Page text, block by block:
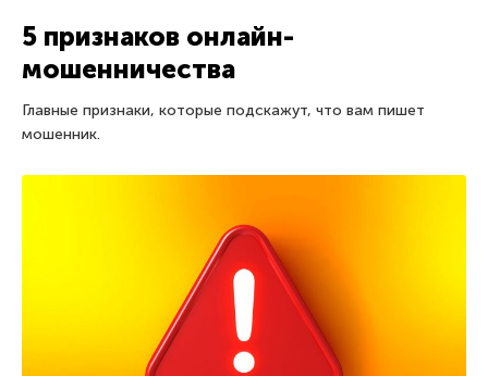
5 признаков онлайн-
мошенничества
Главные признаки, которые подскажут, что вам пишет
мошенник.